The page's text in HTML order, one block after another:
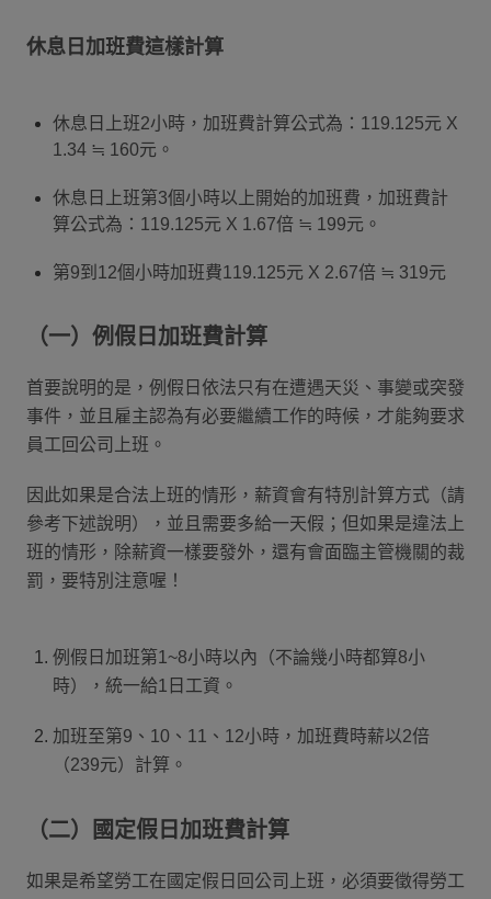
休息日加班費這樣計算
休息日上班2小時，加班費計算公式為：119.125元 X
1.34 ≒ 160元。
休息日上班第3個小時以上開始的加班費，加班費計
算公式為：119.125元 X 1.67倍 ≒ 199元。
第9到12個小時加班費119.125元 X 2.67倍 ≒ 319元
（一）例假日加班費計算
首要說明的是，例假日依法只有在遭遇天災、事變或突發
事件，並且雇主認為有必要繼續工作的時候，才能夠要求
員工回公司上班。
因此如果是合法上班的情形，薪資會有特別計算方式（請
參考下述說明），並且需要多給一天假；但如果是違法上
班的情形，除薪資一樣要發外，還有會面臨主管機關的裁
罰，要特別注意喔！
例假日加班第1~8小時以內（不論幾小時都算8小
時），統一給1日工資。
加班至第9、10、11、12小時，加班費時薪以2倍
（239元）計算。
（二）國定假日加班費計算
如果是希望勞工在國定假日回公司上班，必須要徵得勞工